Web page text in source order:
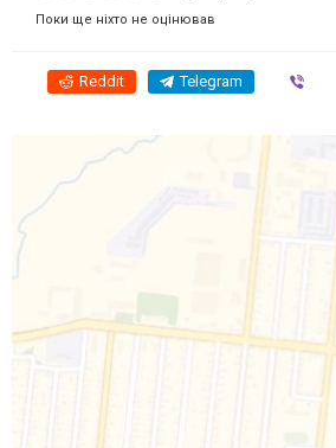
Поки ще ніхто не оцінював
Reddit Telegram